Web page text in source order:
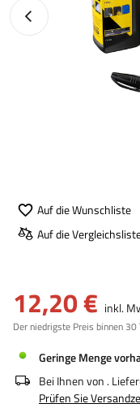
Vorheriges Foto
Auf die Wunschliste
Auf die
12,20 € inkl.
Der niedrigste Preis binnen 30
Geringe Menge
Bei Ihnen von .
Prüfen Sie